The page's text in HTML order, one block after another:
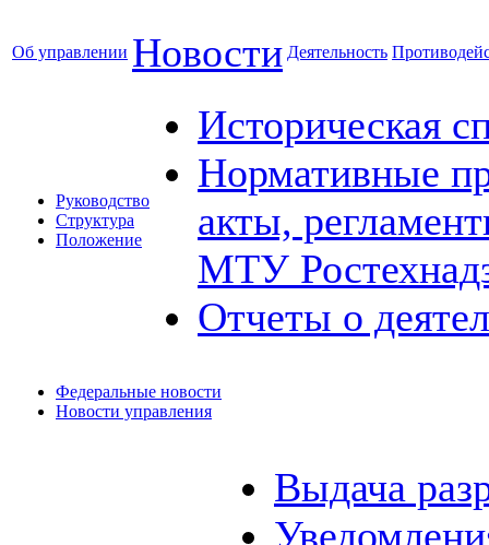
Об управлении Новости Деятельность
Руководство
Структура
Положение
Историческая
Нормативные
акты,
МТУ
Отчеты о
Федеральные новости
Новости управления
Выдача